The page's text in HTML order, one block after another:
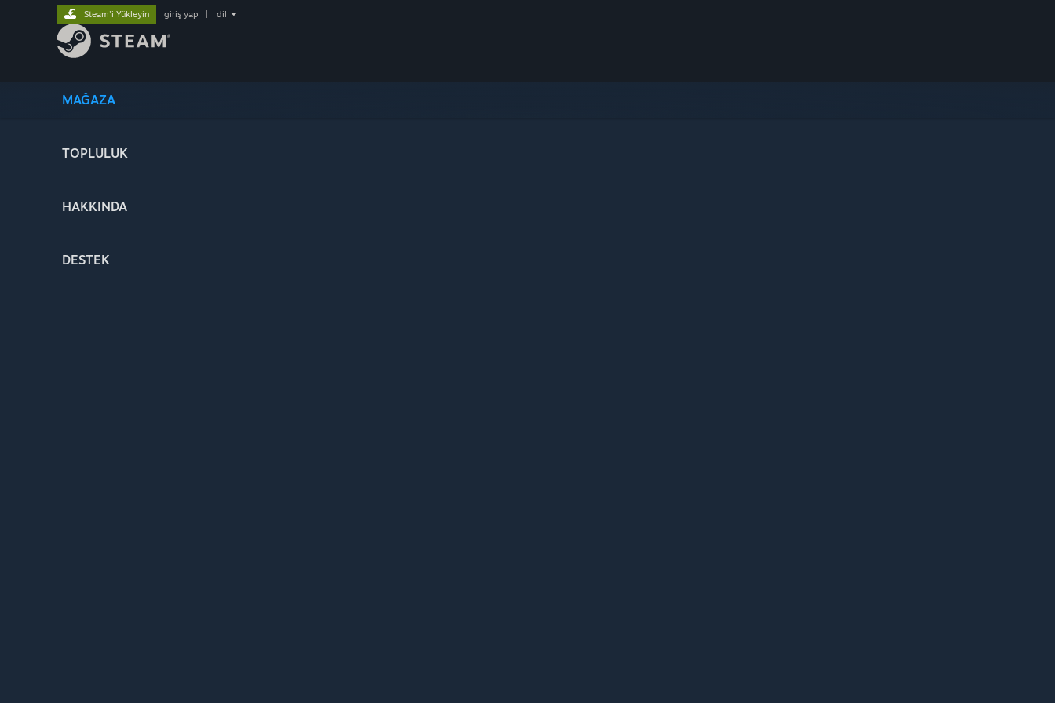
MAĞAZA
TOPLULUK
HAKKINDA
DESTEK
Steam'i Yükleyin giriş yap dil